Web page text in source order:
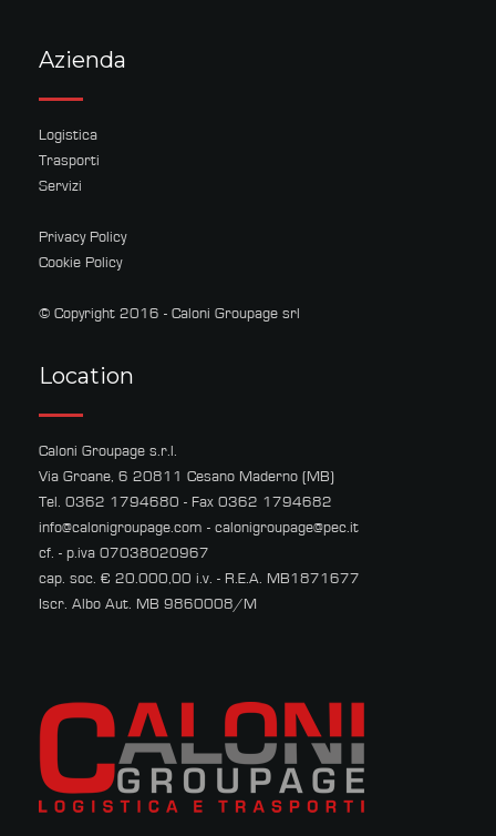
Azienda
Logistica
Trasporti
Servizi
Privacy Policy
Cookie Policy
© Copyright 2016 - Caloni Groupage srl
Location
Caloni Groupage s.r.l.
Via Groane, 6 20811 Cesano Maderno (MB)
Tel. 0362 1794680 - Fax 0362 1794682
info@calonigroupage.com - calonigroupage@pec.it
cf. - p.iva 07038020967
cap. soc. € 20.000,00 i.v. - R.E.A. MB1871677
Iscr. Albo Aut. MB 9860008/M